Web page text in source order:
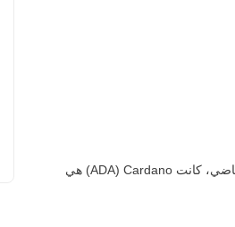
اعتبارًا من اليوم، تعادل ADA واحدة ‏‎‏‎12.3021‏‏ PHP‏، لأعلى‏ ‏‎6.00‎%‎‏ في آخر 24 ساعة. وخلال الأسبوع الماضي، كانت Cardano‏ (ADA) هي